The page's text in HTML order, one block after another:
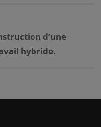
d’une
hybride.